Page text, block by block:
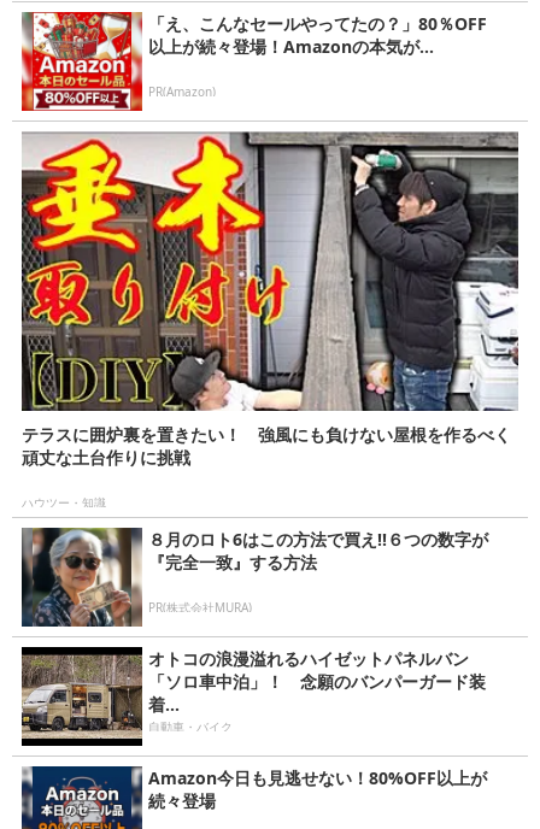
「え、こんなセールやってたの？」80％OFF
以上が続々登場！Amazonの本気が...
PR(Amazon)
テラスに囲炉裏を置きたい！ 強風にも負けない屋根を作るべく
頑丈な土台作りに挑戦
ハウツー・知識
８月のロト6はこの方法で買え!!６つの数字が
『完全一致』する方法
PR(株式会社MURA)
オトコの浪漫溢れるハイゼットパネルバン
「ソロ車中泊」！ 念願のバンパーガード装
着...
自動車・バイク
Amazon今日も見逃せない！80%OFF以上が
続々登場